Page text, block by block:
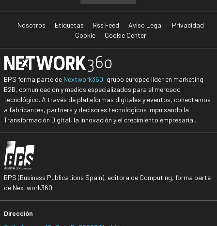
Nosotros Etiquetas Rss Feed Aviso Legal
Privacidad
Cookie
Cookie Center
BPS forma parte de Nextwork360, grupo europeo líder en marketing
B2B, comunicación y medios especializados para el mercado
tecnológico. A través de plataformas digitales y eventos, conectamos
a fabricantes, partners y decisores tecnológicos impulsando la
Transformación Digital, la Innovación y el crecimiento empresarial.
BPS (Business Publications Spain), editora de Computing, forma parte
de Nextwork360.
Dirección